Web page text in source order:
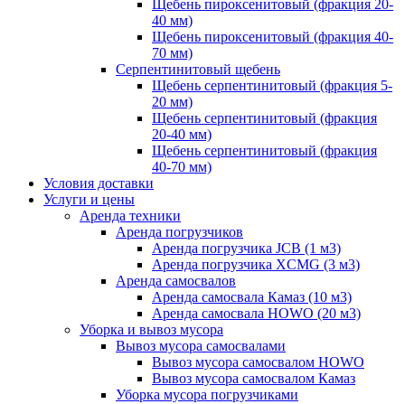
Щебень пироксенитовый (фракция 20-
40 мм)
Щебень пироксенитовый (фракция 40-
70 мм)
Серпентинитовый щебень
Щебень серпентинитовый (фракция 5-
20 мм)
Щебень серпентинитовый (фракция
20-40 мм)
Щебень серпентинитовый (фракция
40-70 мм)
Условия доставки
Услуги и цены
Аренда техники
Аренда погрузчиков
Аренда погрузчика JCB (1 м3)
Аренда погрузчика XCMG (3 м3)
Аренда самосвалов
Аренда самосвала Камаз (10 м3)
Аренда самосвала HOWO (20 м3)
Уборка и вывоз мусора
Вывоз мусора самосвалами
Вывоз мусора самосвалом HOWO
Вывоз мусора самосвалом Камаз
Уборка мусора погрузчиками